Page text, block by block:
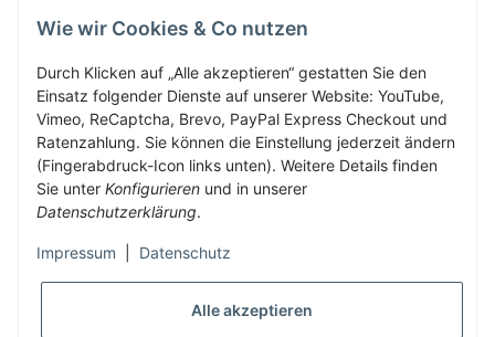
GESETZLICHE INFORMATIONEN
ZAHLUNG & VERSAND
KUNDENKONTO
Vertrag widerrufen
Wie wir Cookies & Co nutzen
Durch Klicken auf „Alle akzeptieren“ gestatten Sie den
Einsatz folgender Dienste auf unserer Website: YouTube,
Vimeo, ReCaptcha, Brevo, PayPal Express Checkout und
Ratenzahlung. Sie können die Einstellung jederzeit ändern
(Fingerabdruck-Icon links unten). Weitere Details finden
Sie unter Konfigurieren und in unserer
Datenschutzerklärung.
Impressum Datenschutz
Alle akzeptieren